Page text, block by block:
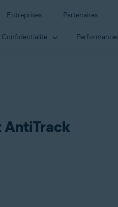
Entreprises Partenaires
Confidentialité
AntiTrack